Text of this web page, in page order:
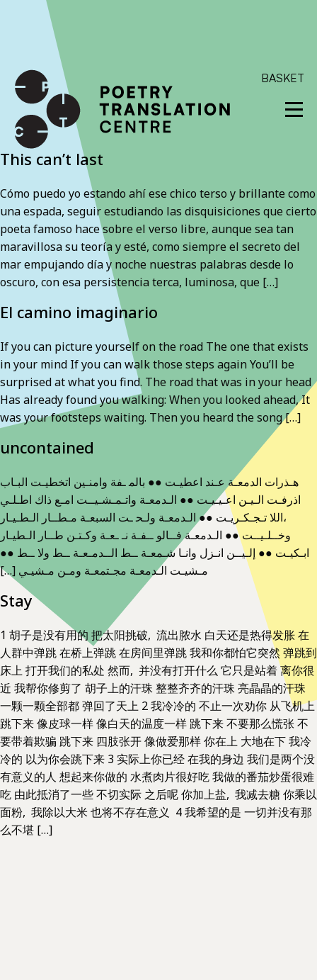
International shipping available - enter your address at
checkout to calculate the rate
SKIP TO CONTENT
BASKET
This can’t last
Cómo puedo yo estando ahí ese chico terso y brillante como
una espada, seguir estudiando las disquisiciones que cierto
poeta famoso hace sobre el verso libre, aunque sea tan
maravillosa su teoría y esté, como siempre el secreto del
mar empujando día y noche nuestras palabras desde lo
oscuro, con esa persistencia terca, luminosa, que […]
El camino imaginario
If you can picture yourself on the road The one that exists
in your mind If you can walk those steps again You’ll be
surprised at what you find. The road that was in your head
Has already found you walking: When you looked ahead, It
was your footsteps waiting. Then you heard the song […]
uncontained
‫ھـﺬرات اﻟﺪﻣﻌـﺔ ﻋـﻨﺪ اﻋﻄﯿـﺖ ●● ﺑﺎﻟﻤ ـﻔﺔ واﻣﻨـﯿﻦ اﺗﺨﻄﯿـﺖ‬ ‫اﻟﺒـﺎب
،‬اﻟﻼ ﺗـﺠـﻜـﺮﯾـﺖ ●● اﻟـﺪﻣﻌـﺔ وﻟـﺤ ـﺖ اﻟﺴﺒﻌـﺔ‬ ‫ﻣـﻄــﺎر اﻟـﻄـﯿـﺎر
وﺧــﻠـﯿــﺖ ●● اﻟـﺪﻣﻌـﺔ ﻓــﺎﻟﻮ ــﻔـﺔ ﻧـ ـﻌـﺔ‬ ‫وﻛـﺘـﻦ طــﺎر اﻟـﻄﯿـﺎر
اﺑـﻜﯿـﺖ ●● إﻟـﯿــﻦ اﻧـﺰل واﻧـﺎ ﺷـﻤﻌـﺔ‬ ‫ــﻂ اﻟــﺪﻣـﻌـﺔ ــﻂ وﻻ ــﻂ ●●
ﻣـﺸﯿـﺖ اﻟـﺪﻣﻌـﺔ ﻣﺠـﺘﻤﻌـﺔ‬ ‫وﻣـﻦ ﻣـﺸﯿـﻲ […]
Stay
1 胡子是没有用的 把太阳挑破, 流出脓水 白天还是热得发胀 在
人群中弹跳 在桥上弹跳 在房间里弹跳 我和你都怕它突然 弹跳到
床上 打开我们的私处 然而, 并没有打开什么 它只是站着 离你很
近 我帮你修剪了 胡子上的汗珠 整整齐齐的汗珠 亮晶晶的汗珠
一颗一颗全部都 弹回了天上 2 我冷冷的 不止一次劝你 从飞机上
跳下来 像皮球一样 像白天的温度一样 跳下来 不要那么慌张 不
要带着欺骗 跳下来 四肢张开 像做爱那样 你在上 大地在下 我冷
冷的 以为你会跳下来 3 实际上你已经 在我的身边 我们是两个没
有意义的人 想起来你做的 水煮肉片很好吃 我做的番茄炒蛋很难
吃 由此抵消了一些 不切实际 之后呢 你加上盐, 我减去糖 你乘以
面粉, 我除以大米 也将不存在意义 4 我希望的是 一切并没有那
么不堪 […]